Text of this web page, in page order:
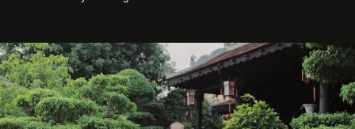
phim điện ảnh trong nửa đầu 2026 đến hành trình trở lại
bằng một tâm thế điềm tĩnh hơn. Anh tiếp tục học hỏi, trau
dồi và chờ đợi những vai diễn đủ sức đưa mình đến
những vùng đất mới. Ở tuổi ngoài 30, điều anh theo đuổi
không phải những đích đến quá lớn, mà là khả năng luôn
tiến về phía trước.